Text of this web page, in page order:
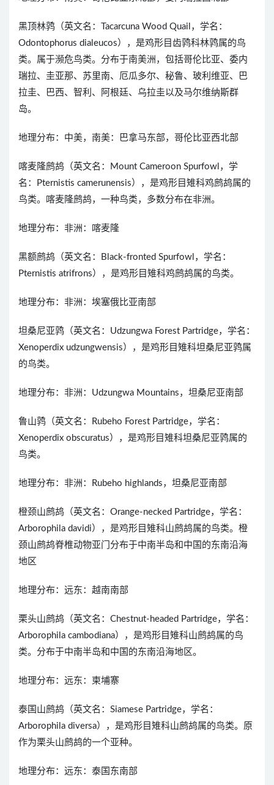
黑顶林鹑（英文名：Tacarcuna Wood Quail，学名：
Odontophorus dialeucos），是鸡形目齿鹑科林鹑属的鸟
类。属于濒危鸟类。分布于南美洲，包括哥伦比亚、委内
瑞拉、圭亚那、苏里南、厄瓜多尔、秘鲁、玻利维亚、巴
拉圭、巴西、智利、阿根廷、乌拉圭以及马尔维纳斯群
岛。
地理分布：中美，南美：巴拿马东部，哥伦比亚西北部
喀麦隆鹧鸪（英文名：Mount Cameroon Spurfowl，学
名：Pternistis camerunensis），是鸡形目雉科鸡鹧鸪属的
鸟类。喀麦隆鹧鸪，一种鸟类，多数分布在非洲。
地理分布：非洲：喀麦隆
黑额鹧鸪（英文名：Black-fronted Spurfowl，学名：
Pternistis atrifrons），是鸡形目雉科鸡鹧鸪属的鸟类。
地理分布：非洲：埃塞俄比亚南部
坦桑尼亚鹑（英文名：Udzungwa Forest Partridge，学名：
Xenoperdix udzungwensis），是鸡形目雉科坦桑尼亚鹑属
的鸟类。
地理分布：非洲：Udzungwa Mountains，坦桑尼亚南部
鲁山鹑（英文名：Rubeho Forest Partridge，学名：
Xenoperdix obscuratus），是鸡形目雉科坦桑尼亚鹑属的
鸟类。
地理分布：非洲：Rubeho highlands，坦桑尼亚南部
橙颈山鹧鸪（英文名：Orange-necked Partridge，学名：
Arborophila davidi），是鸡形目雉科山鹧鸪属的鸟类。橙
颈山鹧鸪脊椎动物亚门分布于中南半岛和中国的东南沿海
地区
地理分布：远东：越南南部
栗头山鹧鸪（英文名：Chestnut-headed Partridge，学名：
Arborophila cambodiana），是鸡形目雉科山鹧鸪属的鸟
类。分布于中南半岛和中国的东南沿海地区。
地理分布：远东：柬埔寨
泰国山鹧鸪（英文名：Siamese Partridge，学名：
Arborophila diversa），是鸡形目雉科山鹧鸪属的鸟类。原
作为栗头山鹧鸪的一个亚种。
地理分布：远东：泰国东南部